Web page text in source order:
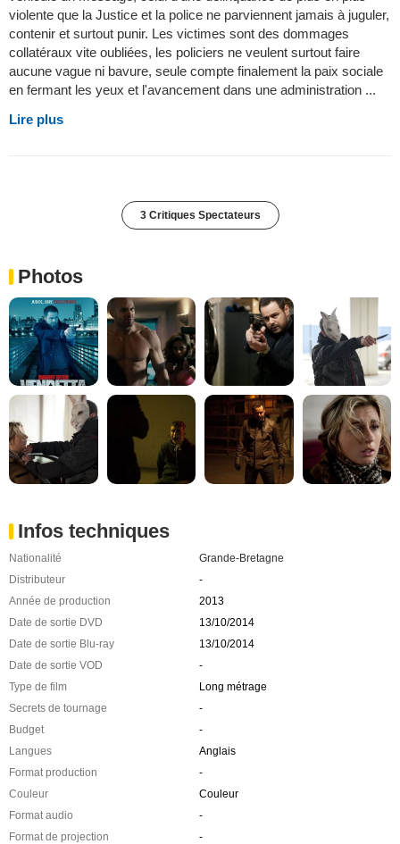
violente que la Justice et la police ne parviennent jamais à juguler,
contenir et surtout punir. Les victimes sont des dommages
collatéraux vite oubliées, les policiers ne veulent surtout faire
aucune vague ni bavure, seule compte finalement la paix sociale
en fermant les yeux et l'avancement dans une administration ...
Lire plus
3 Critiques Spectateurs
Photos
Infos techniques
Nationalité
Grande-Bretagne
Distributeur
-
Année de production
2013
Date de sortie DVD
13/10/2014
Date de sortie Blu-ray
13/10/2014
Date de sortie VOD
-
Type de film
Long métrage
Secrets de tournage
-
Budget
-
Langues
Anglais
Format production
-
Couleur
Couleur
Format audio
-
Format de projection
-